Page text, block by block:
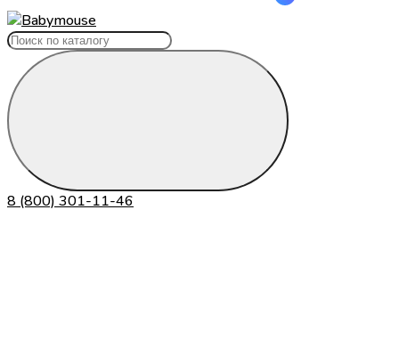
8 (800) 301-11-46